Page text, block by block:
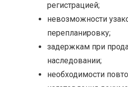
регистрацией;
невозможности
перепланировку;
задержкам при
наследовании;
необходимости